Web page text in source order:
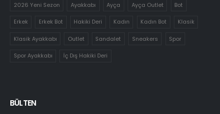
2026 Yeni Sezon Ayakkabı Ayça Ayça Outlet Bot
Erkek Erkek Bot Hakiki Deri Kadın Kadın Bot Klasik
Klasik Ayakkabı Outlet Sandalet Sneakers Spor
Spor Ayakkabı İç Dış Hakiki Deri
BÜLTEN